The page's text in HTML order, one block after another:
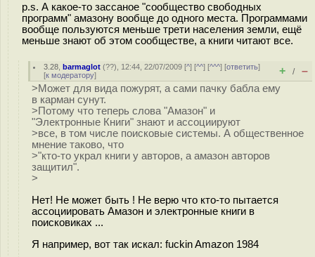
p.s. А какое-то зассаное "сообщество свободных
программ" амазону вообще до одного места. Программами
вообще пользуются меньше трети населения земли, ещё
меньше знают об этом сообществе, а книги читают все.
3.28 ,barmaglot (??), 12:44, 22/07/2009 [^] [^^] [^^^] [ответить]
[к модератору] + / –
>Может для вида пожурят, а сами пачку бабла ему
в карман сунут.
>Потому что теперь слова "Амазон" и
"Электронные Книги" знают и ассоциируют
>все, в том числе поисковые системы. А общественное
мнение таково, что
>"кто-то украл книги у авторов, а амазон авторов
защитил".
>
Нет! Не может быть ! Не верю что кто-то пытается
ассоциировать Амазон и электронные книги в
поисковиках ...
Я например, вот так искал: fuckin Amazon 1984